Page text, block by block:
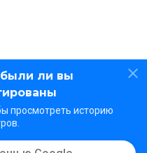
были ли вы
просмотреть историю